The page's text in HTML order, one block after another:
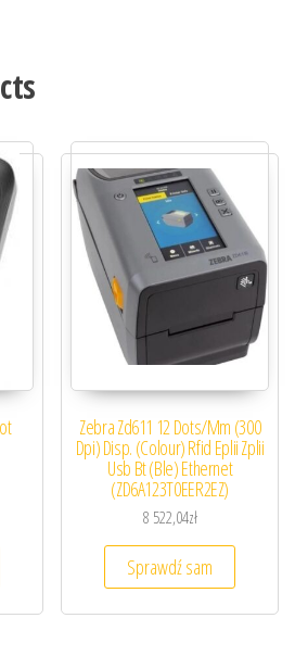
Zebra Zd611 12 Dots/Mm (300
Dpi) Disp. (Colour) Rfid Eplii Zplii
Usb Bt (Ble) Ethernet
(ZD6A123T0EER2EZ)
8 522,04zł
Sprawdź sam